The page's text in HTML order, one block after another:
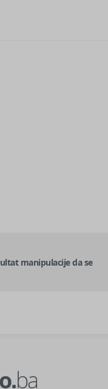
manipulacije da se
ba